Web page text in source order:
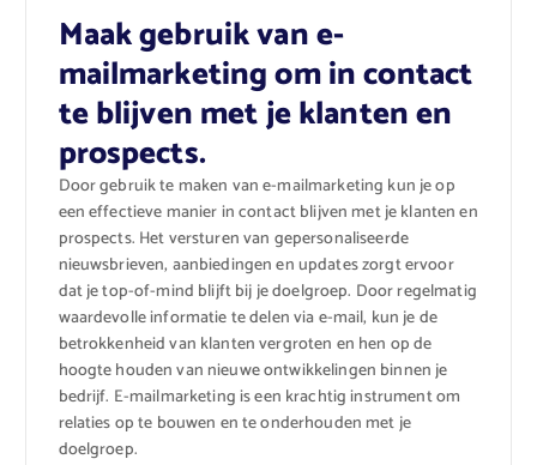
Maak gebruik van e-
mailmarketing om in contact
te blijven met je klanten en
prospects.
Door gebruik te maken van e-mailmarketing kun je op
een effectieve manier in contact blijven met je klanten en
prospects. Het versturen van gepersonaliseerde
nieuwsbrieven, aanbiedingen en updates zorgt ervoor
dat je top-of-mind blijft bij je doelgroep. Door regelmatig
waardevolle informatie te delen via e-mail, kun je de
betrokkenheid van klanten vergroten en hen op de
hoogte houden van nieuwe ontwikkelingen binnen je
bedrijf. E-mailmarketing is een krachtig instrument om
relaties op te bouwen en te onderhouden met je
doelgroep.